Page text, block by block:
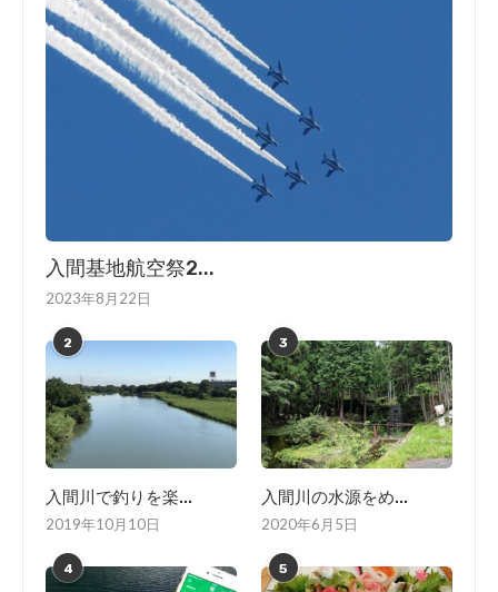
入間基地航空祭2...
2023年8月22日
2
入間川で釣りを楽...
2019年10月10日
3
入間川の水源をめ...
2020年6月5日
4 5